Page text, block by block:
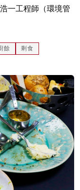
一工程師（環境管
餘
剩食